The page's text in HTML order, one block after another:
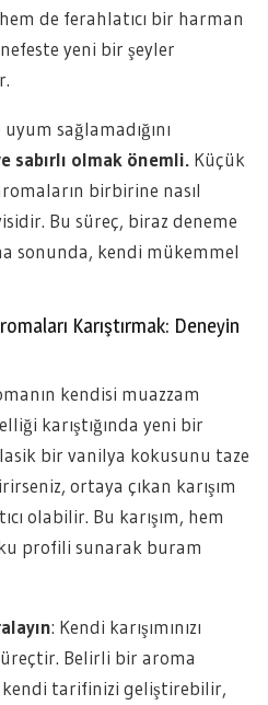
de ferahlatıcı bir harman
yeni bir şeyler
sağlamadığını
sabırlı olmak önemli. Küçük
birbirine nasıl
Bu süreç, biraz deneme
sonunda, kendi mükemmel
Karıştırmak: Deneyin
kendisi muazzam
karıştığında yeni bir
bir vanilya kokusunu taze
ortaya çıkan karışım
olabilir. Bu karışım, hem
profili sunarak buram
: Kendi karışımınızı
Belirli bir aroma
tarifinizi geliştirebilir,